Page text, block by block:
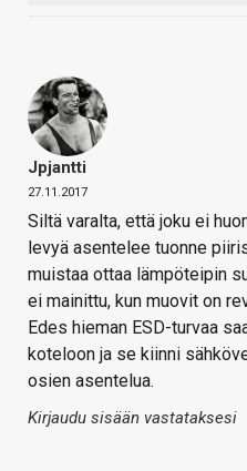
Jpjantti
27.11.2017
Siltä varalta, että joku ei
levyä asentelee tuonne
muistaa ottaa lämpöteipin
ei mainittu, kun muovit on
Edes hieman ESD-turvaa
koteloon ja se kiinni
osien asentelua.
Kirjaudu sisään vastataksesi